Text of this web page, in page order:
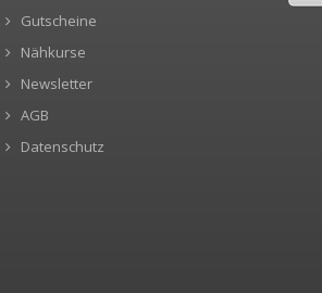
Gutscheine
Nähkurse
Newsletter
AGB
Datenschutz